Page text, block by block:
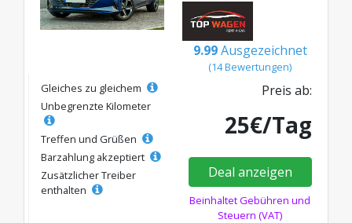
9.99 Ausgezeichnet
(14 Bewertungen)
Gleiches zu gleichem
Unbegrenzte Kilometer
Treffen und Grüßen
Barzahlung akzeptiert
Zusätzlicher Treiber
enthalten
Preis ab:
25€/Tag
Deal anzeigen
Beinhaltet Gebühren und
Steuern (VAT)